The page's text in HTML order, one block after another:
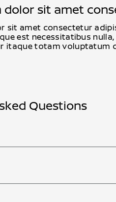
dolor sit amet
sit amet consectetur
est necessitatibus
itaque totam voluptatum
Questions